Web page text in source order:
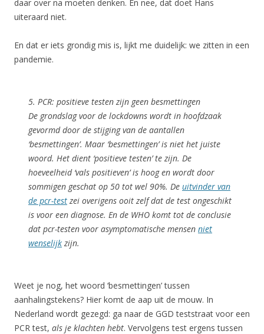
daar over na moeten denken. En nee, dat doet Hans
uiteraard niet.
En dat er iets grondig mis is, lijkt me duidelijk: we zitten in een
pandemie.
5. PCR: positieve testen zijn geen besmettingen
De grondslag voor de lockdowns wordt in hoofdzaak
gevormd door de stijging van de aantallen
‘besmettingen’. Maar ‘besmettingen’ is niet het juiste
woord. Het dient ‘positieve testen’ te zijn. De
hoeveelheid ‘vals positieven’ is hoog en wordt door
sommigen geschat op 50 tot wel 90%. De uitvinder van
de pcr-test zei overigens ooit zelf dat de test ongeschikt
is voor een diagnose. En de WHO komt tot de conclusie
dat pcr-testen voor asymptomatische mensen niet
wenselijk zijn.
Weet je nog, het woord ‘besmettingen’ tussen
aanhalingstekens? Hier komt de aap uit de mouw. In
Nederland wordt gezegd: ga naar de GGD teststraat voor een
PCR test, als je klachten hebt. Vervolgens test ergens tussen